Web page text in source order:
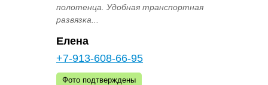
полотенца. Удобная транспортная
развязка...
Елена
+7-913-608-66-95
Фото подтверждены